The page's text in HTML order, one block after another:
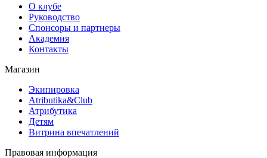
О клубе
Руководство
Спонсоры и партнеры
Академия
Контакты
Магазин
Экипировка
Atributika&Club
Атрибутика
Детям
Витрина впечатлений
Правовая информация